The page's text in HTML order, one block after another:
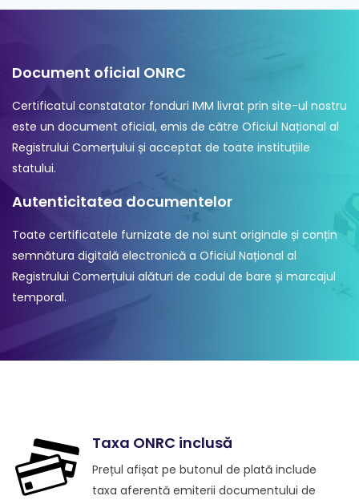
Document oficial ONRC
Certificatul constatator fonduri IMM livrat prin site-ul nostru
este un document oficial, emis de către Oficiul Național al
Registrului Comerțului și acceptat de toate instituțiile
statului.
Autenticitatea documentelor
Toate certificatele furnizate de noi sunt originale și conțin
semnătura digitală electronică a Oficiul Național al
Registrului Comerțului alături de codul de bare și marcajul
temporal.
Taxa ONRC inclusă
Prețul afișat pe butonul de plată include
taxa aferentă emiterii documentului de